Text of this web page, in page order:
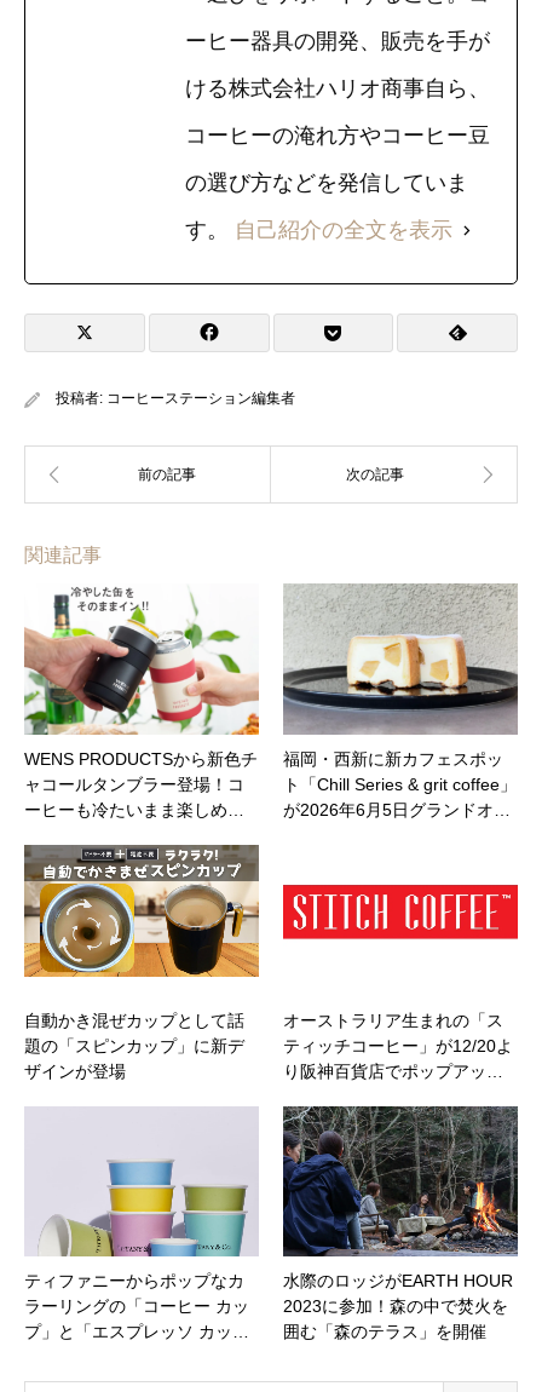
ーヒー器具の開発、販売を手が
ける株式会社ハリオ商事自ら、
コーヒーの淹れ方やコーヒー豆
の選び方などを発信していま
す。 自己紹介の全文を表示
投稿者: コーヒーステーション編集者
関連記事
WENS PRODUCTSから新色チ
ャコールタンブラー登場！コ
ーヒーも冷たいまま楽しめ…
福岡・西新に新カフェスポッ
ト「Chill Series & grit coffee」
が2026年6月5日グランドオ…
自動かき混ぜカップとして話
題の「スピンカップ」に新デ
ザインが登場
オーストラリア生まれの「ス
ティッチコーヒー」が12/20よ
り阪神百貨店でポップアッ…
ティファニーからポップなカ
ラーリングの「コーヒー カッ
プ」と「エスプレッソ カッ…
水際のロッジがEARTH HOUR
2023に参加！森の中で焚火を
囲む「森のテラス」を開催